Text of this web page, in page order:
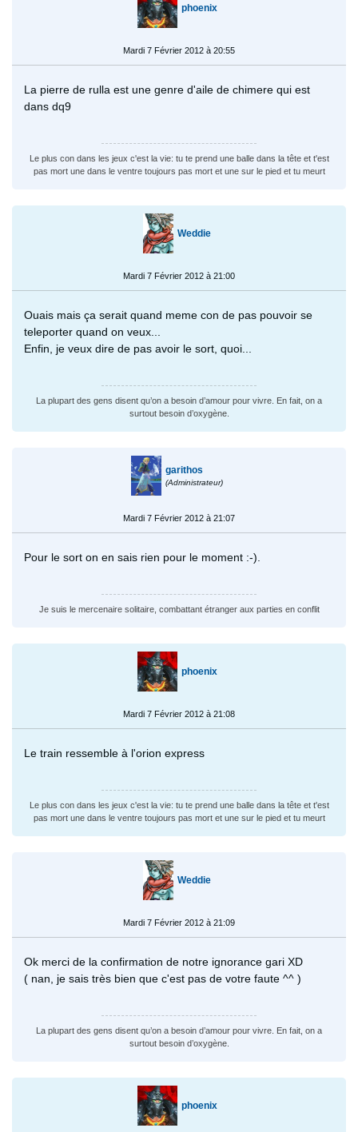
phoenix
Mardi 7 Février 2012 à 20:55
La pierre de rulla est une genre d'aile de chimere qui est
dans dq9
Le plus con dans les jeux c'est la vie: tu te prend une balle dans la tête et t'est
pas mort une dans le ventre toujours pas mort et une sur le pied et tu meurt
Weddie
Mardi 7 Février 2012 à 21:00
Ouais mais ça serait quand meme con de pas pouvoir se
teleporter quand on veux...
Enfin, je veux dire de pas avoir le sort, quoi...
La plupart des gens disent qu’on a besoin d’amour pour vivre. En fait, on a
surtout besoin d’oxygène.
garithos
(Administrateur)
Mardi 7 Février 2012 à 21:07
Pour le sort on en sais rien pour le moment :-).
Je suis le mercenaire solitaire, combattant étranger aux parties en conflit
phoenix
Mardi 7 Février 2012 à 21:08
Le train ressemble à l'orion express
Le plus con dans les jeux c'est la vie: tu te prend une balle dans la tête et t'est
pas mort une dans le ventre toujours pas mort et une sur le pied et tu meurt
Weddie
Mardi 7 Février 2012 à 21:09
Ok merci de la confirmation de notre ignorance gari XD
( nan, je sais très bien que c'est pas de votre faute ^^ )
La plupart des gens disent qu’on a besoin d’amour pour vivre. En fait, on a
surtout besoin d’oxygène.
phoenix